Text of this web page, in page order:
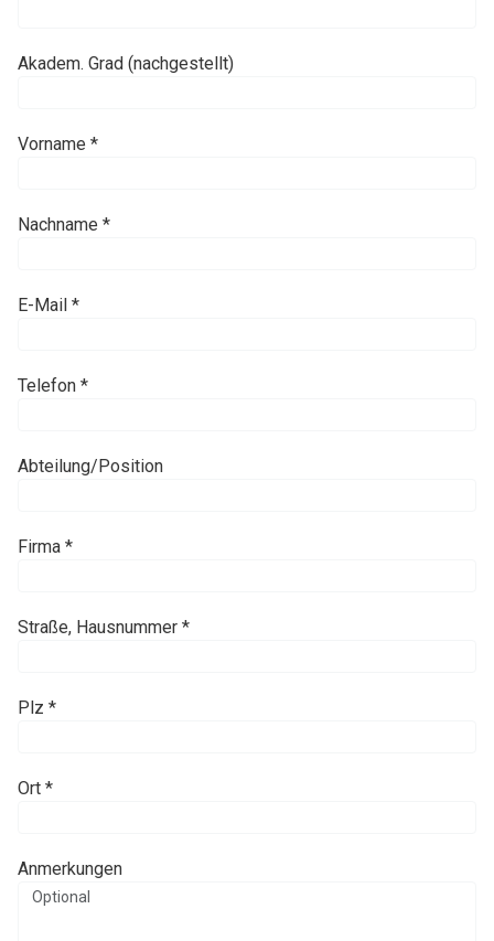
Akadem. Grad (nachgestellt)
Vorname *
Nachname *
E-Mail *
Telefon *
Abteilung/Position
Firma *
Straße, Hausnummer *
Plz *
Ort *
Anmerkungen